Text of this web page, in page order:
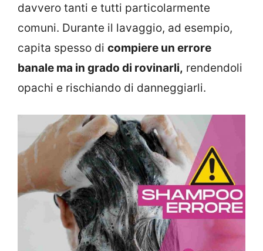
davvero tanti e tutti particolarmente
comuni. Durante il lavaggio, ad esempio,
capita spesso di compiere un errore
banale ma in grado di rovinarli, rendendoli
opachi e rischiando di danneggiarli.